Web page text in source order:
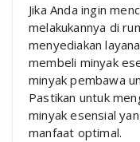
Jika Anda ingin
melakukannya di
menyediakan
membeli minyak
minyak pembawa
Pastikan untuk
minyak esensial
manfaat optimal.